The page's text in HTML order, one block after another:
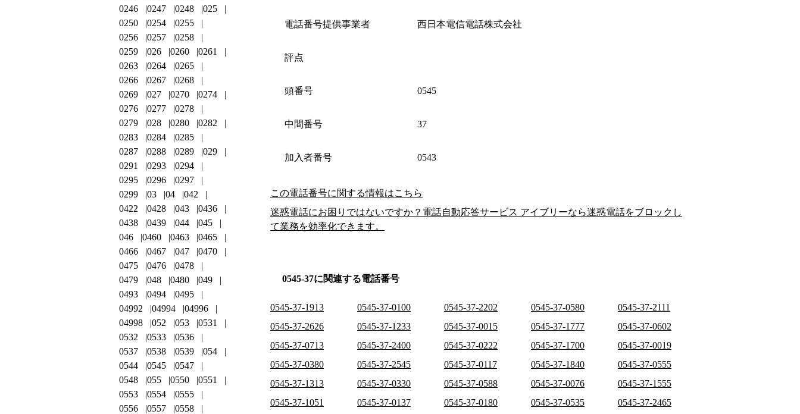
電話番号提供事業者 西日本電信電話株式会社
評点
頭番号 0545
中間番号 37
加入者番号 0543
この電話番号に関する情報はこちら
迷惑電話にお困りではないですか？電話自動応答サービス アイブリーなら迷惑電話をブロックし
て業務を効率化できます。
0545-37に関連する電話番号
0545-37-1913 0545-37-0100 0545-37-2202 0545-37-0580
0545-37-2111
0545-37-2626
0545-37-1233 0545-37-0015 0545-37-1777
0545-37-0602
0545-37-0713
0545-37-2400 0545-37-0222 0545-37-1700
0545-37-0019
0545-37-0380
0545-37-2545 0545-37-0117 0545-37-1840
0545-37-0555
0545-37-1313
0545-37-0330 0545-37-0588 0545-37-0076
0545-37-1555
0545-37-1051
0545-37-0137 0545-37-0180 0545-37-0535
0545-37-2465
0246
0247 0248
025
0250
0254
0255
0256
0257
0258
0259
026 0260
0261
0263
0264
0265
0266
0267
0268
0269
027 0270
0274
0276
0277
0278
0279
028 0280
0282
0283
0284
0285
0287
0288 0289
029
0291
0293
0294
0295
0296
0297
0299
03 04
042
0422
0428 043
0436
0438
0439 044
045
046
0460 0463
0465
0466
0467 047
0470
0475
0476
0478
0479
048 0480
049
0493
0494
0495
04992
04994
04996
04998
052 053
0531
0532
0533
0536
0537
0538 0539
054
0544
0545
0547
0548
055 0550
0551
0553
0554
0555
0556
0557
0558